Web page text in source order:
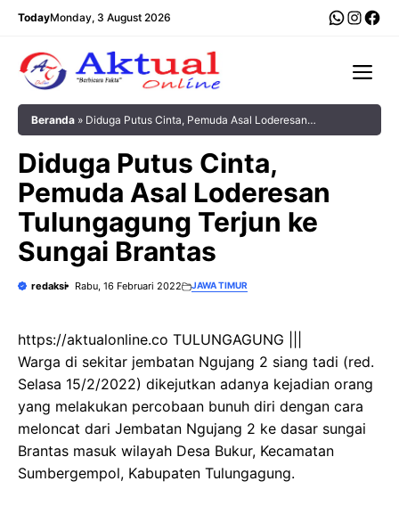
Langsung
TodayMonday, 3 August 2026
Beranda » Diduga Putus Cinta, Pemuda Asal Loderesan
Diduga Putus Cinta,
Pemuda Asal Loderesan
Tulungagung Terjun ke
Sungai Brantas
redaksi Rabu, 16 Februari 2022 JAWA TIMUR
https://aktualonline.co TULUNGAGUNG |||
Warga di sekitar jembatan Ngujang 2 siang tadi (red.
Selasa 15/2/2022) dikejutkan adanya kejadian orang
yang melakukan percobaan bunuh diri dengan cara
meloncat dari Jembatan Ngujang 2 ke dasar sungai
Brantas masuk wilayah Desa Bukur, Kecamatan
Sumbergempol, Kabupaten Tulungagung.